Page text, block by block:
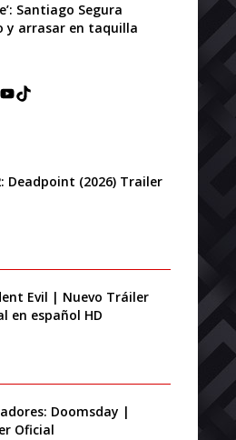
Santiago Segura
y arrasar en taquilla
YouTube
TikTok
Deadpoint (2026) Trailer
Evil | Nuevo Tráiler
en español HD
Doomsday |
Oficial